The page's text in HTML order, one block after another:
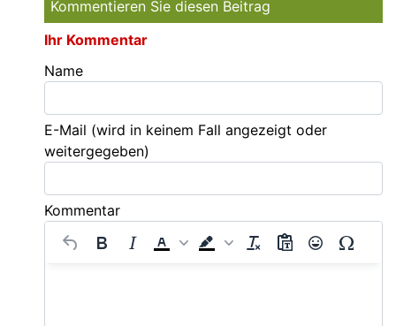
Kommentieren Sie diesen Beitrag
Ihr Kommentar
Name
E-Mail (wird in keinem Fall angezeigt oder
weitergegeben)
Kommentar